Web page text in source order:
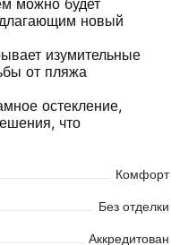
можно будет
новый
изумительные
от пляжа
остекление,
что
Комфорт
Без отделки
Аккредитован